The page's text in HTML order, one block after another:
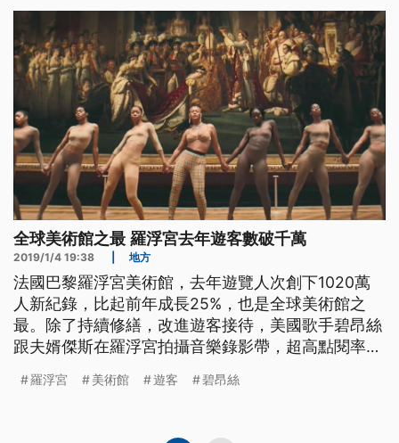
碧昂絲在其個人網站，公布了新視覺專輯Black is
King的預告
全球美術館之最 羅浮宮去年遊客數破千萬
2019/1/4 19:38 地方
法國巴黎羅浮宮美術館，去年遊覽人次創下1020萬
人新紀錄，比起前年成長25%，也是全球美術館之
最。除了持續修繕，改進遊客接待，美國歌手碧昂絲
跟夫婿傑斯在羅浮宮拍攝音樂錄影帶，超高點閱率也
絲跟丈夫Jay-Z合體，在達文西名畫蒙娜麗莎的微笑
羅浮宮 美術館 遊客 碧昂絲